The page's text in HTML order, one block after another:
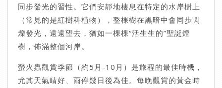
同步發光的習性。它們安靜地棲息在特定的水岸樹上
（常見的是紅樹科植物），整棵樹在黑暗中會同步閃
爍發光，遠遠望去，猶如一棵棵“活生生的”聖誕燈
樹，佈滿整個河岸。
螢火蟲觀賞季節（約5月-10月）是旅程的最佳時機，
尤其天氣晴好、雨停幾日後為佳。每晚觀賞的黃金時